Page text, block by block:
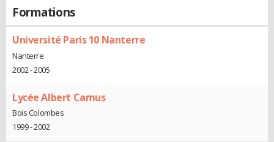
Formations
Université Paris 10 Nanterre
Nanterre
2002 - 2005
Lycée Albert Camus
Bois Colombes
1999 - 2002